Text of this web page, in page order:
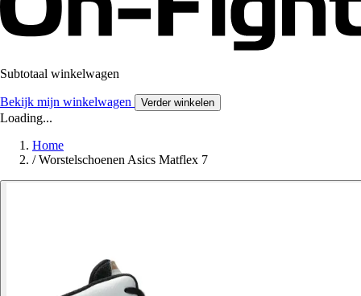
Subtotaal winkelwagen
Bekijk mijn winkelwagen Verder winkelen
Loading...
Home
/ Worstelschoenen Asics Matflex 7